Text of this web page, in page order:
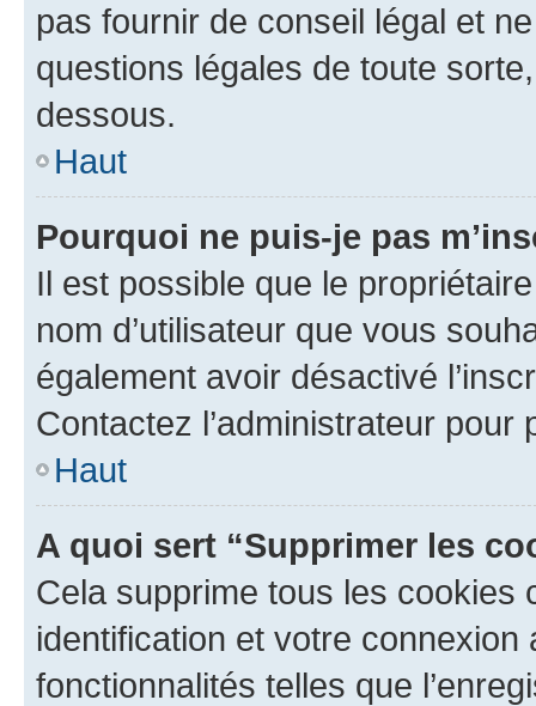
pas fournir de conseil légal et
questions légales de toute
dessous.
Haut
Pourquoi ne puis-je pas
Il est possible que le
nom d’utilisateur que vous
également avoir désactivé
Contactez l’administrateur
Haut
A quoi sert “Supprimer les
Cela supprime tous les cookies
identification et votre
fonctionnalités telles que